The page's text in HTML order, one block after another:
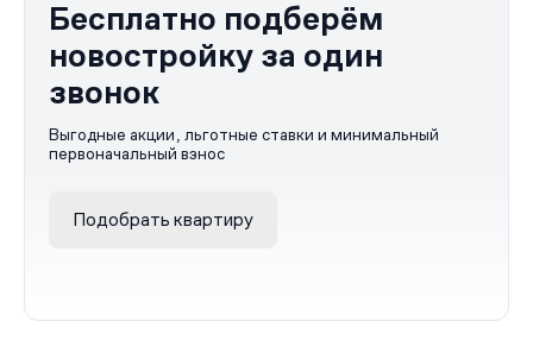
Бесплатно подберём
новостройку за один
звонок
Выгодные акции, льготные ставки и минимальный
первоначальный взнос
Подобрать квартиру